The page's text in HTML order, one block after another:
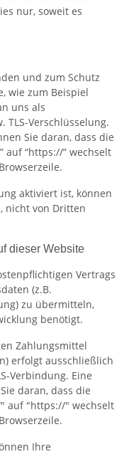
nur, soweit es
und zum Schutz
wie zum Beispiel
uns als
TLS-Verschlüsselung.
Sie daran, dass die
auf “https://” wechselt
aktiviert ist, können
nicht von Dritten
dieser Website
Vertrags
(z.B.
zu übermitteln,
benötigt.
Zahlungsmittel
erfolgt ausschließlich
Verbindung. Eine
daran, dass die
auf "https://" wechselt
Ihre